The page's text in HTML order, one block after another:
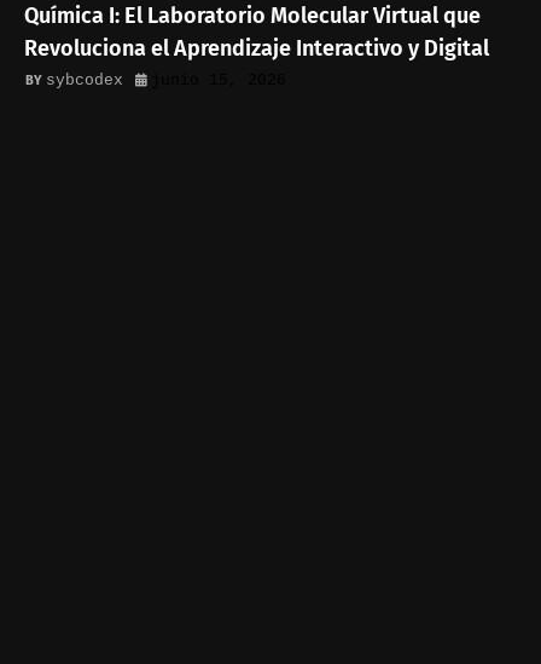
Química I: El Laboratorio Molecular Virtual que
Revoluciona el Aprendizaje Interactivo y Digital
sybcodex